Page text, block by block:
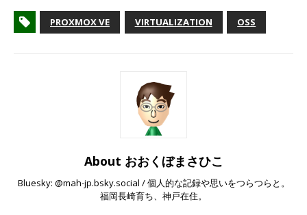
PROXMOX VE VIRTUALIZATION OSS
About おおくぼまさひこ
Bluesky: @mah-jp.bsky.social / 個人的な記録や思いをつらつらと。
福岡長崎育ち、神戸在住。